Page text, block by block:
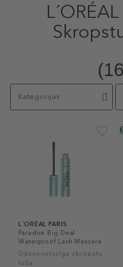
Kategorijas
L´ORÉAL PARIS
Paradise Big Deal
Waterproof Lash Mascara
Ūdensnoturīga skropstu
tuša